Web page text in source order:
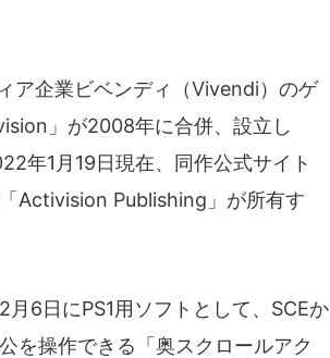
ア企業ビベンディ（Vivendi）のゲ
」が2008年に合併、設立し
年1月19日現在、同作公式サイト
Activision Publishing」が所有す
6日にPS1用ソフトとして、SCEか
を操作できる「奥スクロールアク